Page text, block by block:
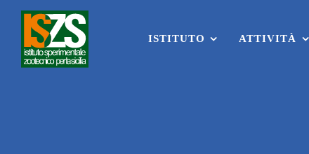
content
ISTITUTO ATTIVITÀ